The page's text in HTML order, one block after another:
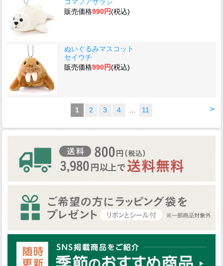
販売価格990円(税込)
ぬいぐるみマスコット
セイウチ
販売価格990円(税込)
>
1 2 3 4 11